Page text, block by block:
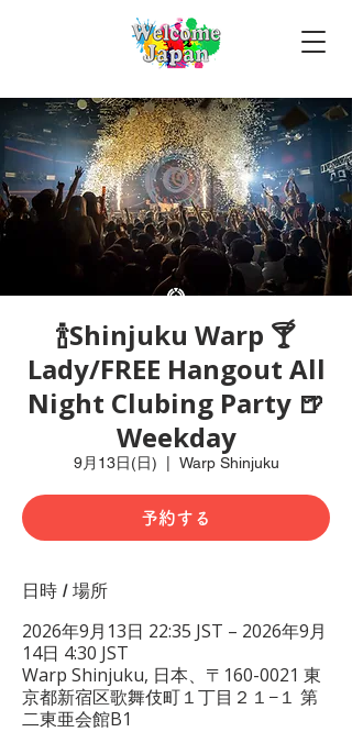
🍾Shinjuku Warp 🍸
Lady/FREE Hangout All
Night Clubing Party 🍺
Weekday
9月13日(日) Warp Shinjuku
予約する
日時 / 場所
2026年9月13日 22:35 JST – 2026年9月
14日 4:30 JST
Warp Shinjuku, 日本、〒160-0021 東
京都新宿区歌舞伎町１丁目２１−１ 第
二東亜会館B1